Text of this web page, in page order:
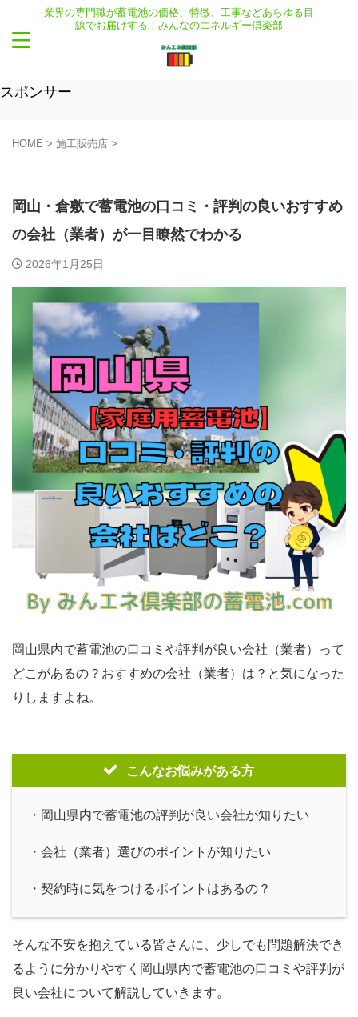
業界の専門職が蓄電池の価格、特徴、工事などあらゆる目
線でお届けする！みんなのエネルギー倶楽部
スポンサー
HOME > 施工販売店 >
岡山・倉敷で蓄電池の口コミ・評判の良いおすすめ
の会社（業者）が一目瞭然でわかる
2026年1月25日
岡山県内で蓄電池の口コミや評判が良い会社（業者）って
どこがあるの？おすすめの会社（業者）は？と気になった
りしますよね。
こんなお悩みがある方
・岡山県内で蓄電池の評判が良い会社が知りたい
・会社（業者）選びのポイントが知りたい
・契約時に気をつけるポイントはあるの？
そんな不安を抱えている皆さんに、少しでも問題解決でき
るように分かりやすく岡山県内で蓄電池の口コミや評判が
良い会社について解説していきます。